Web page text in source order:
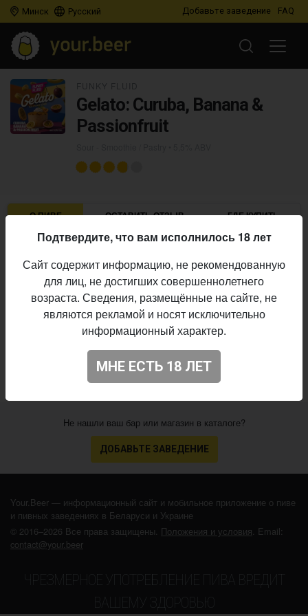
Минск Русский Добавьте заведение FAQ
Gelato: Curuba, Banana &
Passionfruit
О ПИВЕ ОСТАВИТЬ ОТЗЫВ ГДЕ КУПИТЬ
Стиль:
Sour - Smoothie / Pastry
Алкоголь:
5,5%
выпуска:
28.05.2026
3.82
Не нашли ваш бар или магазин в каталоге?
ДОБАВЬТЕ ЗАВЕДЕНИЕ
Your.Beer — информационный сайт и мобильное приложение о пиве
и пивных заведениях в Беларуси и Украине
© 2016–2026 Все права защищены. Положения и условия. Email:
contact@your.beer
ЧРЕЗМЕРНОЕ УПОТРЕБЛЕНИЕ ПИВА ВРЕДИТ
ВАШЕМУ ЗДОРОВЬЮ
Подтвердите, что вам исполнилось 18 лет
Сайт содержит информацию, не рекомендованную
для лиц, не достигших совершеннолетнего
возраста. Сведения, размещённые на сайте, не
являются рекламой и носят исключительно
информационный характер.
МНЕ ЕСТЬ 18 ЛЕТ